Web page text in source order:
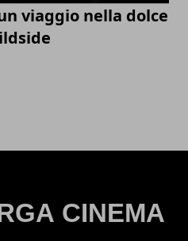
viaggio nella dolce